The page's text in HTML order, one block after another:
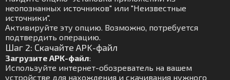
неопознанных источников" или "Неизвестные
источники".
Активируйте эту опцию. Возможно, потребуется
подтвердить операцию.
Шаг 2: Скачайте APK-файл
Загрузите APK-файл:
Используйте интернет-обозреватель на вашем
устройстве для нахождения и скачивания нужного